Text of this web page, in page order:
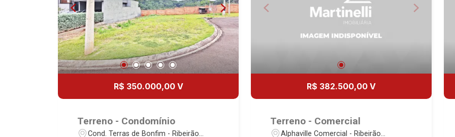
desejados condomínios da Zona Sul,
conhecidos por sua segurança,
infraestrutura completa e qualidade de
da região, incluindo: Reserva Santa
Borda do Parque, Borda da Mata, Bela
Jardim Nova Aliança Sul, Alto do Vale,
Colina do Golfe, Terras de Florença,
R$ 350.000,00 V
Terreno - Condomínio
Cond. Terras de Bonfim - Ribeirão
R$ 382.500,00 V
Terreno - Comercial
Alphaville Comercial - Ribeirão